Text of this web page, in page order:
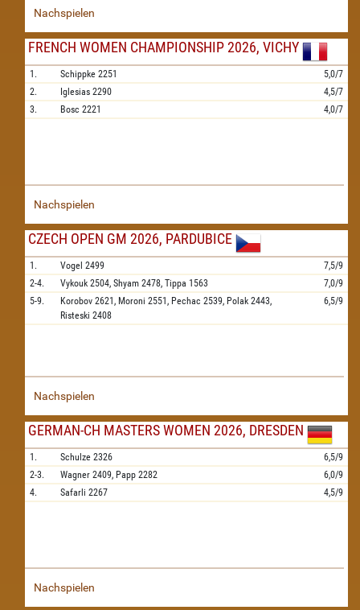
Nachspielen
FRENCH WOMEN CHAMPIONSHIP 2026, VICHY
1. Schippke 2251
5,0/7
2.
Iglesias 2290
4,5/7
3.
Bosc 2221 4,0/7
Nachspielen
CZECH OPEN GM 2026, PARDUBICE
1. Vogel 2499
7,5/9
2-4.
Vykouk 2504, Shyam 2478, Tippa 1563
7,0/9
5-9.
Korobov 2621, Moroni 2551, Pechac 2539, Polak 2443,
Risteski 2408
6,5/9
Nachspielen
GERMAN-CH MASTERS WOMEN 2026, DRESDEN
1. Schulze 2326
6,5/9
2-3.
Wagner 2409, Papp 2282
6,0/9
4.
Safarli 2267 4,5/9
Nachspielen